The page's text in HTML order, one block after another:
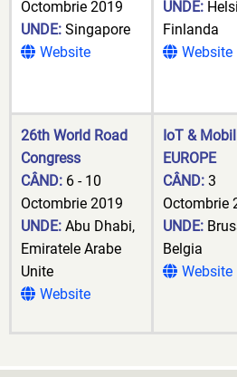
Octombrie 2019
UNDE: Singapore
Website
UNDE:
Finlanda
Website
26th World Road
Congress
CÂND: 6 - 10
Octombrie 2019
UNDE: Abu Dhabi,
Emiratele Arabe
Unite
Website
IoT &
EUROPE
CÂND: 3
Octombrie
UNDE:
Belgia
Website